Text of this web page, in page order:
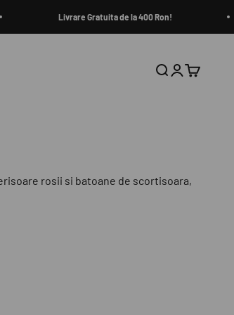
Livrare Gratuita de la 400 Ron!
Căutare
Autentificare
Coș
rosii si batoane de scortisoara,